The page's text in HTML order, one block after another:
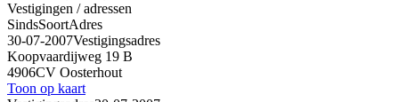
Vestigingen / adressen
SindsSoortAdres
30-07-2007Vestigingsadres
Koopvaardijweg 19 B
4906CV Oosterhout
Toon op kaart